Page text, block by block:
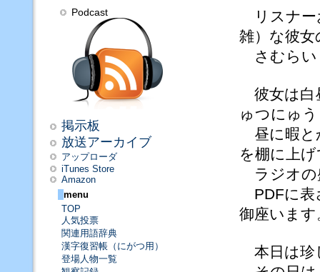
Podcast
掲示板
放送アーカイブ
アップローダ
iTunes Store
Amazon
menu
TOP
人気投票
関連用語辞典
漢字復習帳（にがつ用）
登場人物一覧
リスナー
雑）な彼女
さむらい
彼女は白
ゅつにゅ
昼に暇と
を棚に上
ラジオの
PDFに表
御座います
本日は珍